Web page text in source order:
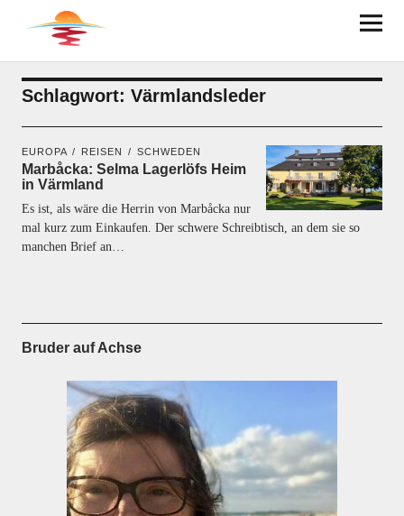
BRUDER AUF ACHSE
Schlagwort: Värmlandsleder
EUROPA REISEN SCHWEDEN
Marbåcka: Selma Lagerlöfs Heim
in Värmland
Es ist, als wäre die Herrin von Marbåcka nur
mal kurz zum Einkaufen. Der schwere Schreibtisch, an dem sie so
manchen Brief an…
Bruder auf Achse